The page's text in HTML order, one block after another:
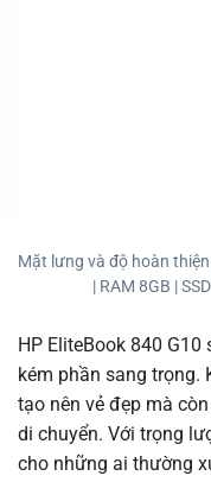
Mặt lưng và độ hoàn
| RAM 8GB |
HP EliteBook 840
kém phần sang trọng.
tạo nên vẻ đẹp mà
di chuyển. Với trọng
cho những ai thường